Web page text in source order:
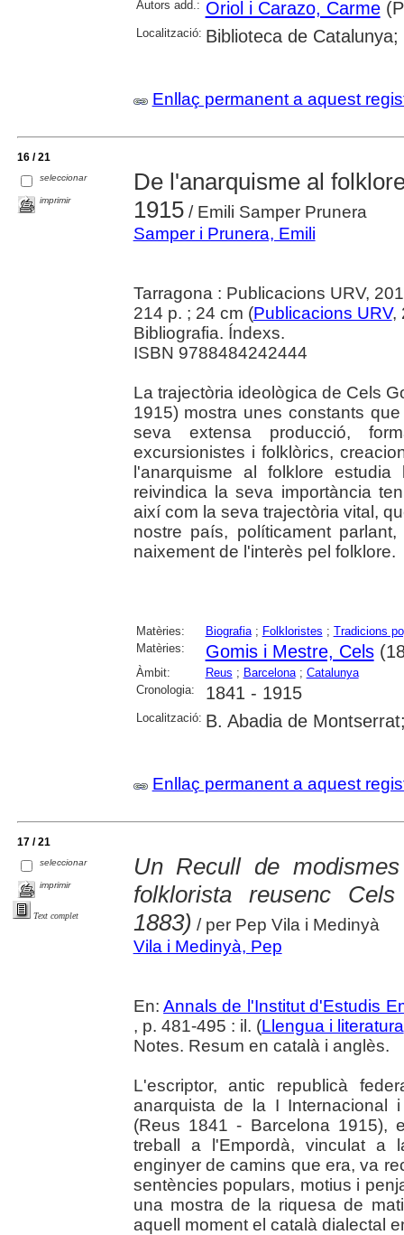
Autors add.: Oriol i Carazo, Carme
Localització: Biblioteca de
Enllaç permanent a aquest
16 / 21
seleccionar
imprimir
De l'anarquisme al
1915/ Emili Samper Prunera
Samper i Prunera, Emili
Tarragona : Publicacions URV,
214 p. ; 24 cm (Publicacions URV,
Bibliografia. Índexs.
ISBN 9788484242444
La trajectòria ideològica de Cels
1915) mostra unes constants
seva extensa producció,
excursionistes i folklòrics,
l'anarquisme al folklore
reivindica la seva importància
així com la seva trajectòria vital,
nostre país, políticament
naixement de l'interès pel folklore.
Matèries: Biografia; Folkloristes ; Tradicions
Matèries:
Gomis i Mestre, Cels
Àmbit: Reus ; Barcelona; Catalunya
Cronologia:
1841 - 1915
Localització: B. Abadia de
Enllaç permanent a aquest
17 / 21
seleccionar
imprimir
Text complet
Un Recull de
folklorista reusenc
1883) / per Pep Vila i Medinyà
Vila i Medinyà, Pep
En:Annals de l'Institut d'Estudis
, p. 481-495 : il. (Llengua i literatura
Notes. Resum en català i anglès.
L'escriptor, antic republicà
anarquista de la I Internacional
(Reus 1841 - Barcelona 1915),
treball a l'Empordà, vinculat a
enginyer de camins que era, va
sentències populars, motius i
una mostra de la riquesa de
aquell moment el català dialectal